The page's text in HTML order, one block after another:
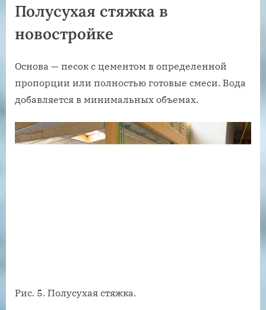
Полусухая стяжка в
новостройке
Основа — песок с цементом в определенной
пропорции или полностью готовые смеси. Вода
добавляется в минимальных объемах.
Рис. 5. Полусухая стяжка.